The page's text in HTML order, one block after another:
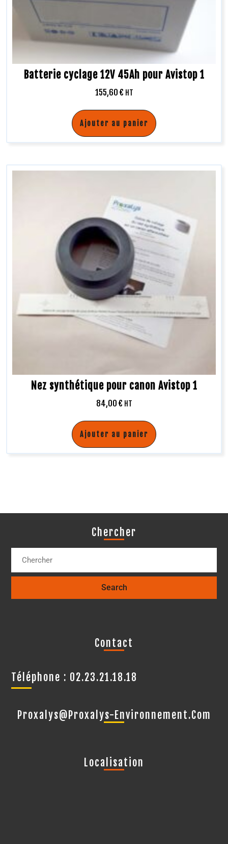
Batterie cyclage 12V 45Ah pour Avistop 1
155,60 € HT
Ajouter au panier
Nez synthétique pour canon Avistop 1
84,00 € HT
Ajouter au panier
Chercher
Contact
Téléphone : 02.23.21.18.18
Proxalys@proxalys-Environnement.com
Localisation